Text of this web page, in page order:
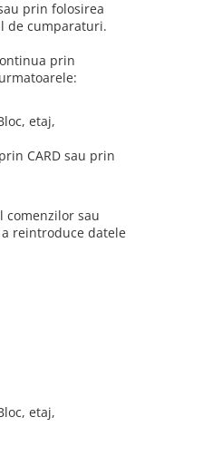
prin folosirea
de cumparaturi.
prin
etaj,
CARD sau prin
sau
reintroduce datele
etaj,